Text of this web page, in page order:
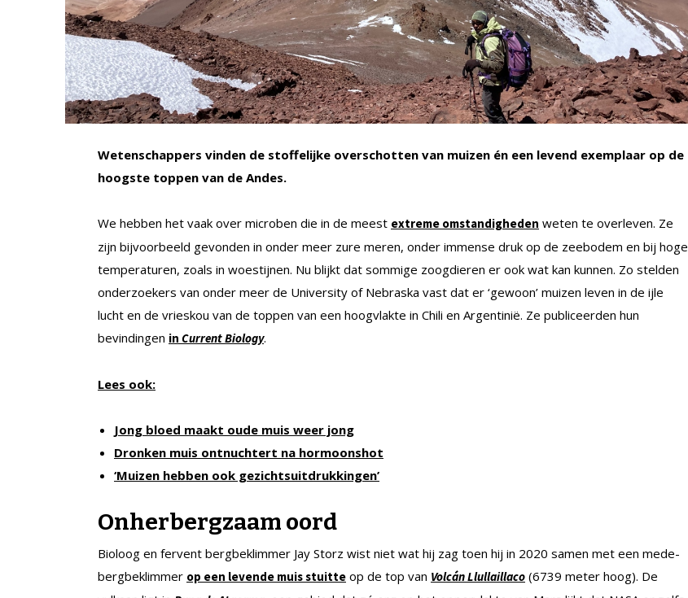
Wetenschappers vinden de stoffelijke overschotten van muizen én een levend exemplaar op de
hoogste toppen van de Andes.
We hebben het vaak over microben die in de meest extreme omstandigheden weten te overleven. Ze
zijn bijvoorbeeld gevonden in onder meer zure meren, onder immense druk op de zeebodem en bij hoge
temperaturen, zoals in woestijnen. Nu blijkt dat sommige zoogdieren er ook wat kan kunnen. Zo stelden
onderzoekers van onder meer de University of Nebraska vast dat er ‘gewoon’ muizen leven in de ijle
lucht en de vrieskou van de toppen van een hoogvlakte in Chili en Argentinië. Ze publiceerden hun
bevindingen in Current Biology.
Lees ook:
Jong bloed maakt oude muis weer jong
Dronken muis ontnuchtert na hormoonshot
‘Muizen hebben ook gezichtsuitdrukkingen’
Onherbergzaam oord
Bioloog en fervent bergbeklimmer Jay Storz wist niet wat hij zag toen hij in 2020 samen met een mede-
bergbeklimmer op een levende muis stuitte op de top van Volcán Llullaillaco (6739 meter hoog). De